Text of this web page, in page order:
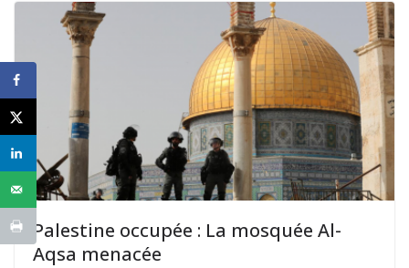
Palestine occupée : La mosquée Al-
Aqsa menacée